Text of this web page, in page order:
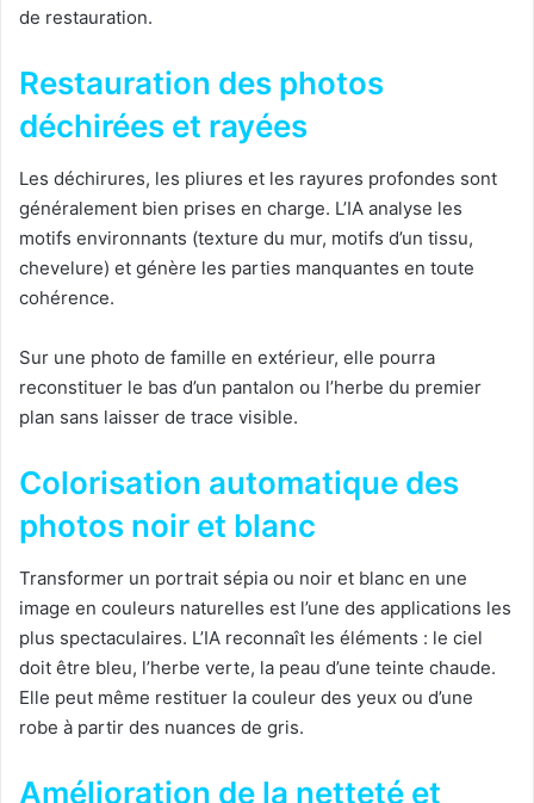
de restauration.
Restauration des photos
déchirées et rayées
Les déchirures, les pliures et les rayures profondes sont
généralement bien prises en charge. L’IA analyse les
motifs environnants (texture du mur, motifs d’un tissu,
chevelure) et génère les parties manquantes en toute
cohérence.
Sur une photo de famille en extérieur, elle pourra
reconstituer le bas d’un pantalon ou l’herbe du premier
plan sans laisser de trace visible.
Colorisation automatique des
photos noir et blanc
Transformer un portrait sépia ou noir et blanc en une
image en couleurs naturelles est l’une des applications les
plus spectaculaires. L’IA reconnaît les éléments : le ciel
doit être bleu, l’herbe verte, la peau d’une teinte chaude.
Elle peut même restituer la couleur des yeux ou d’une
robe à partir des nuances de gris.
Amélioration de la netteté et